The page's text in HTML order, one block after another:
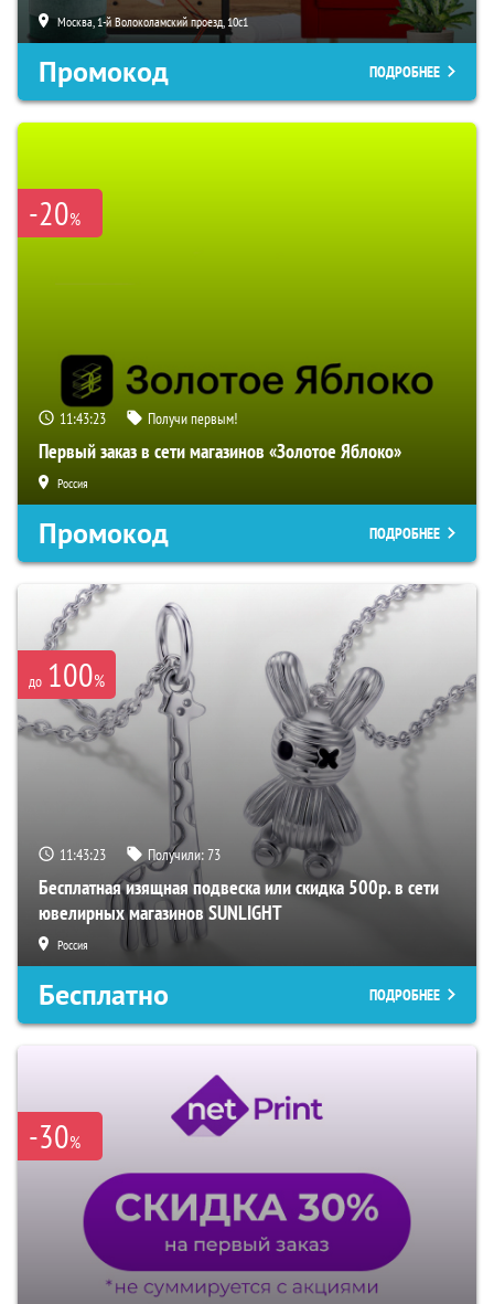
Москва, 1-й Волоколамский проезд, 10с1
Промокод ПОДРОБНЕЕ
-20%
11:43:22 Получи первым!
Первый заказ в сети магазинов «Золотое Яблоко»
Россия
Промокод ПОДРОБНЕЕ
до 100%
11:43:22 Получили:73
Бесплатная изящная подвеска или скидка 500р. в сети
ювелирных магазинов SUNLIGHT
Россия
Бесплатно ПОДРОБНЕЕ
-30%